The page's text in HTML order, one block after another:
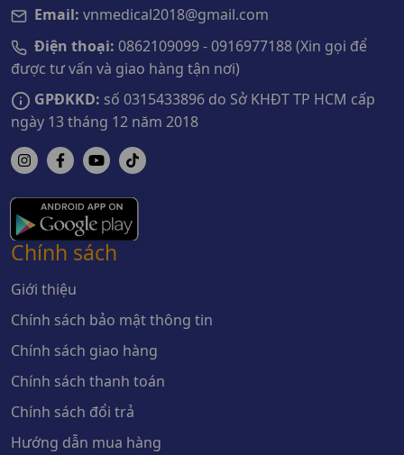
Email: vnmedical2018@gmail.com
Điện thoại: 0862109099 - 0916977188 (Xin gọi để
được tư vấn và giao hàng tận nơi)
GPĐKKD: số 0315433896 do Sở KHĐT TP HCM cấp
ngày 13 tháng 12 năm 2018
Chính sách
Giới thiệu
Chính sách bảo mật thông tin
Chính sách giao hàng
Chính sách thanh toán
Chính sách đổi trả
Hướng dẫn mua hàng